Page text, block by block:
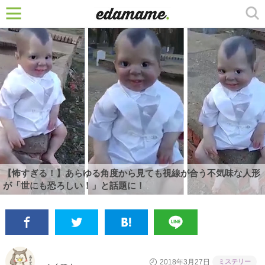
【怖すぎる！】あらゆる角度から見ても視線が合う不気味な人形
が「世にも恐ろしい！」と話題に！
2018年3月27日 ミステリー